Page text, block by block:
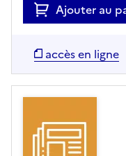
Ajouter au
accès en ligne